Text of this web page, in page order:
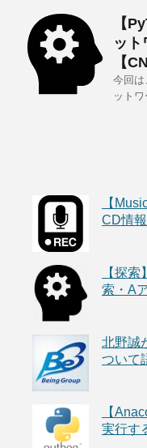
【
ッ
【
今回は
ットワ
【
CD情
【探
索・A
北野誠
ついて
【
実行す